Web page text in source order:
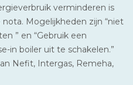
verminderen is
Mogelijkheden zijn “niet
” en “Gebruik een
in boiler uit te schakelen.”
Nefit, Intergas, Remeha,